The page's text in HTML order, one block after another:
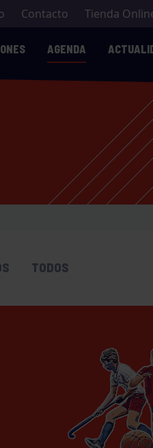
Contacto Tienda
AGENDA
TODOS